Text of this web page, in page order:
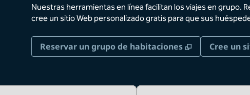
Nuestras herramientas en línea facilitan los viajes en grupo.
cree un sitio Web personalizado gratis para que sus
Reservar un grupo de habitaciones , Abre una
Cree un